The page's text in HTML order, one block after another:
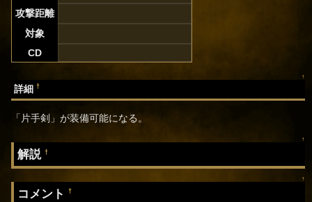
攻撃距離
対象
CD
↑
詳細†
「片手剣」が装備可能になる。
↑
解説†
↑
コメント†